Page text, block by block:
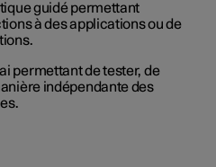
guidé permettant
à des applications ou de
permettant de tester, de
indépendante des